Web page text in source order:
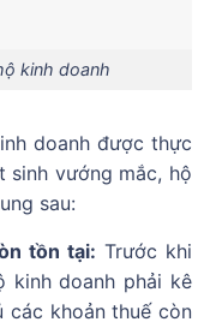
kinh doanh
doanh được thực
sinh vướng mắc, hộ
sau:
tồn tại: Trước khi
kinh doanh phải kê
các khoản thuế còn